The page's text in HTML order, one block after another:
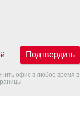
IELTS 2022
Подтвердить
офис в любое время в